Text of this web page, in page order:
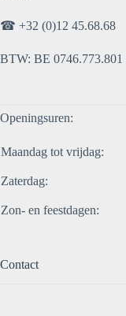
☎ +32 (0)12 45.68.68
BTW: BE 0746.773.801
Openingsuren:
Maandag tot vrijdag:
Zaterdag:
Zon- en feestdagen:
Contact